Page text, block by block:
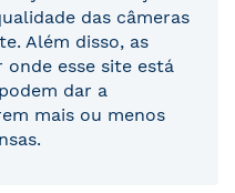
das câmeras
Além disso, as
esse site está
dar a
mais ou menos